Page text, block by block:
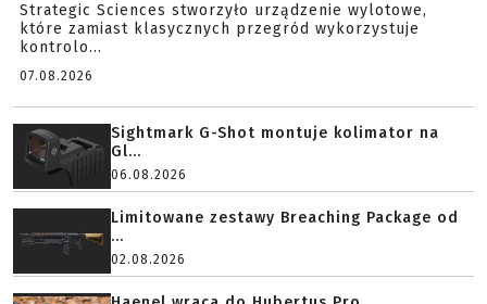
Strategic Sciences stworzyło urządzenie wylotowe,
które zamiast klasycznych przegród wykorzystuje
kontrolo...
07.08.2026
Sightmark G-Shot montuje kolimator na
Gl...
06.08.2026
Limitowane zestawy Breaching Package od
...
02.08.2026